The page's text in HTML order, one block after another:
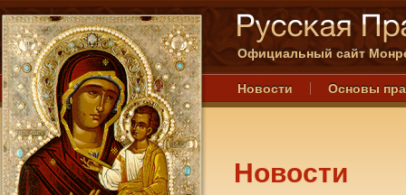
Официальный сайт
Новости Основы
Новости